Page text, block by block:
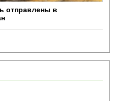
отправлены в